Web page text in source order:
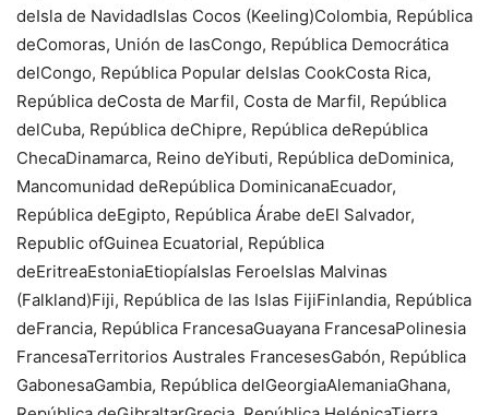
deIsla de NavidadIslas Cocos (Keeling)Colombia, República
deComoras, Unión de lasCongo, República Democrática
delCongo, República Popular deIslas CookCosta Rica,
República deCosta de Marfil, Costa de Marfil, República
delCuba, República deChipre, República deRepública
ChecaDinamarca, Reino deYibuti, República deDominica,
Mancomunidad deRepública DominicanaEcuador,
República deEgipto, República Árabe deEl Salvador,
Republic ofGuinea Ecuatorial, República
deEritreaEstoniaEtiopíaIslas FeroeIslas Malvinas
(Falkland)Fiji, República de las Islas FijiFinlandia, República
deFrancia, República FrancesaGuayana FrancesaPolinesia
FrancesaTerritorios Australes FrancesesGabón, República
GabonesaGambia, República delGeorgiaAlemaniaGhana,